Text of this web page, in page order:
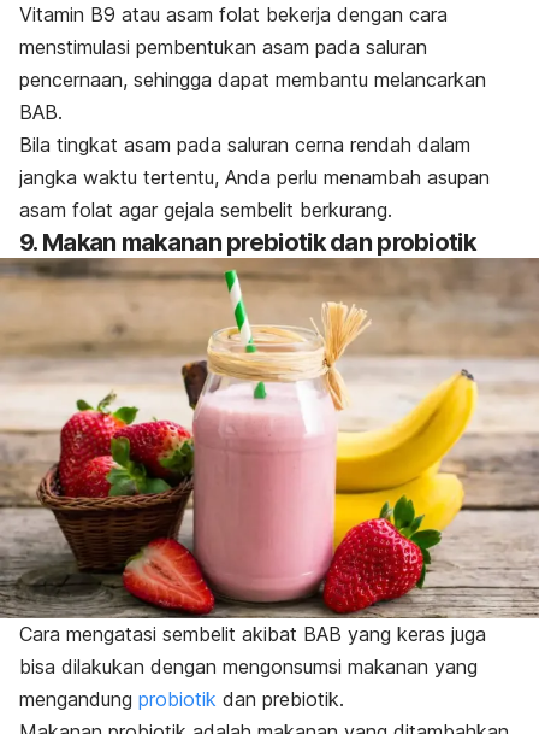
Vitamin B9 atau asam folat bekerja dengan cara
menstimulasi pembentukan asam pada saluran
pencernaan, sehingga dapat membantu melancarkan
BAB.
Bila tingkat asam pada saluran cerna rendah dalam
jangka waktu tertentu, Anda perlu menambah asupan
asam folat agar gejala sembelit berkurang.
9. Makan makanan prebiotik dan probiotik
Cara mengatasi sembelit akibat BAB yang keras juga
bisa dilakukan dengan mengonsumsi makanan yang
mengandung probiotik dan prebiotik.